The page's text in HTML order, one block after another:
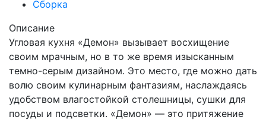
Сборка
Описание
Угловая кухня «Демон» вызывает восхищение
своим мрачным, но в то же время изысканным
темно-серым дизайном. Это место, где можно дать
волю своим кулинарным фантазиям, наслаждаясь
удобством влагостойкой столешницы, сушки для
посуды и подсветки. «Демон» — это притяжение